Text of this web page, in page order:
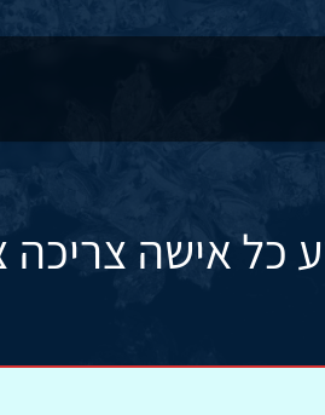
כל אישה צריכה